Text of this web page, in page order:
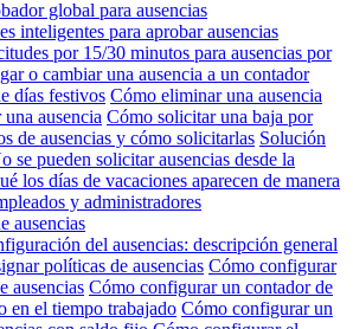
global para ausencias
inteligentes para aprobar ausencias
por 15/30 minutos para ausencias por
o cambiar una ausencia a un contador
días festivos Cómo eliminar una ausencia
ausencia Cómo solicitar una baja por
de ausencias y cómo solicitarlas Solución
se pueden solicitar ausencias desde la
los días de vacaciones aparecen de manera
y administradores
ausencias
del ausencias: descripción general
políticas de ausencias Cómo configurar
ausencias Cómo configurar un contador de
en el tiempo trabajado Cómo configurar un